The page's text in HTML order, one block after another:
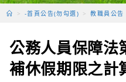
> -首頁公告(勿勾選) > 教職員公告
公務人員保障法
補休假期限之計